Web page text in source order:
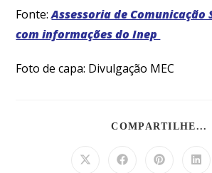
Fonte:Assessoria de Comunicação
com informações do Inep
Foto de capa: Divulgação MEC
COMPARTILHE...